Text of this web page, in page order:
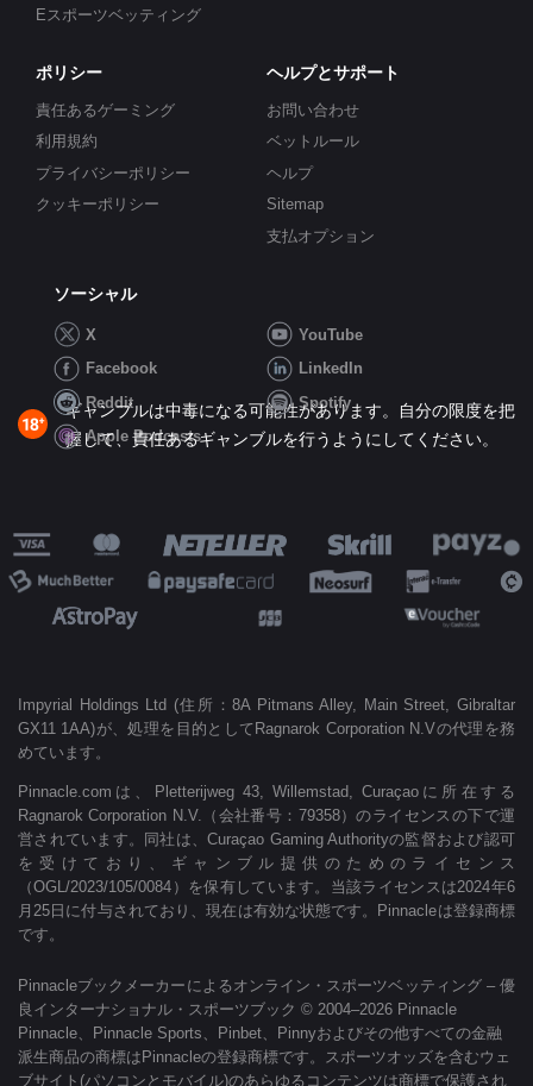
Eスポーツベッティング
ポリシー
責任あるゲーミング
利用規約
プライバシーポリシー
クッキーポリシー
ヘルプとサポート
お問い合わせ
ベットルール
ヘルプ
Sitemap
支払オプション
ソーシャル
X
YouTube
Facebook
LinkedIn
Reddit
Spotify
Apple Podcasts
ギャンブルは中毒になる可能性があります。自分の限度を把
握して、責任あるギャンブルを行うようにしてください。
Impyrial Holdings Ltd (住所：8A Pitmans Alley, Main Street, Gibraltar
GX11 1AA)が、処理を目的としてRagnarok Corporation N.Vの代理を務
めています。
Pinnacle.comは、Pletterijweg 43, Willemstad, Curaçaoに所在する
Ragnarok Corporation N.V.（会社番号：79358）のライセンスの下で運
営されています。同社は、Curaçao Gaming Authorityの監督および認可
を受けており、ギャンブル提供のためのライセンス
（OGL/2023/105/0084）を保有しています。当該ライセンスは2024年6
月25日に付与されており、現在は有効な状態です。Pinnacleは登録商標
です。
Pinnacleブックメーカーによるオンライン・スポーツベッティング – 優
良インターナショナル・スポーツブック © 2004–2026 Pinnacle
Pinnacle、Pinnacle Sports、Pinbet、Pinnyおよびその他すべての金融
派生商品の商標はPinnacleの登録商標です。スポーツオッズを含むウェ
ブサイト(パソコンとモバイル)のあらゆるコンテンツは商標で保護され